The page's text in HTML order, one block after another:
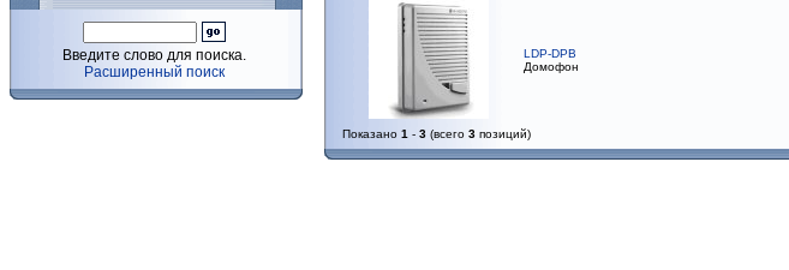
Введите слово для поиска.
Расширенный поиск
LDP-DPB
Домофон
Показано 1 - 3 (всего 3 позиций)